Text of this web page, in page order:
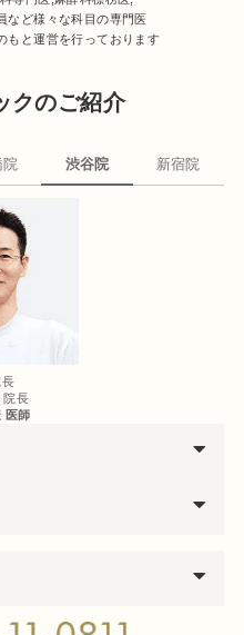
など様々な科目の専門医
もと運営を行っております
クのご紹介
院 渋谷院 新宿院
院長
医師
科勤務